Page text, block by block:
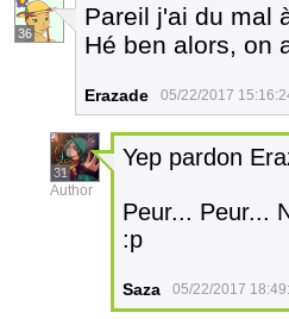
36
Pareil j'ai du mal
Hé ben alors, on
Erazade 05/22/2017
31
Author
Yep pardon
Peur... Peur...
:p
Saza 05/22/2017